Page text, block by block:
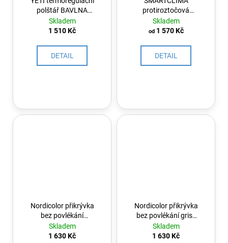
polštář BAVLNA
OUTLAST
Skladem
1 510 Kč
DETAIL
protiroztočová
přikrývka s výplní
ACARSAN®
Skladem
od1 570 Kč
DETAIL
Nordicolor přikrývka
bez povlékání
azul/gris perla
Skladem
1 630 Kč
Nordicolor přikrývka
bez povlékání gris/
perla
Skladem
1 630 Kč